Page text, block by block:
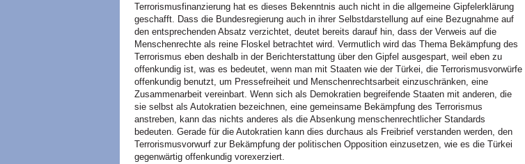
Terrorismusfinanzierung hat es dieses Bekenntnis auch nicht in die allgemeine Gipfelerklärung
geschafft. Dass die Bundesregierung auch in ihrer Selbstdarstellung auf eine Bezugnahme auf
den entsprechenden Absatz verzichtet, deutet bereits darauf hin, dass der Verweis auf die
Menschenrechte als reine Floskel betrachtet wird. Vermutlich wird das Thema Bekämpfung des
Terrorismus eben deshalb in der Berichterstattung über den Gipfel ausgespart, weil eben zu
offenkundig ist, was es bedeutet, wenn man mit Staaten wie der Türkei, die Terrorismusvorwürfe
offenkundig benutzt, um Pressefreiheit und Menschenrechtsarbeit einzuschränken, eine
Zusammenarbeit vereinbart. Wenn sich als Demokratien begreifende Staaten mit anderen, die
sie selbst als Autokratien bezeichnen, eine gemeinsame Bekämpfung des Terrorismus
anstreben, kann das nichts anderes als die Absenkung menschenrechtlicher Standards
bedeuten. Gerade für die Autokratien kann dies durchaus als Freibrief verstanden werden, den
Terrorismusvorwurf zur Bekämpfung der politischen Opposition einzusetzen, wie es die Türkei
gegenwärtig offenkundig vorexerziert.